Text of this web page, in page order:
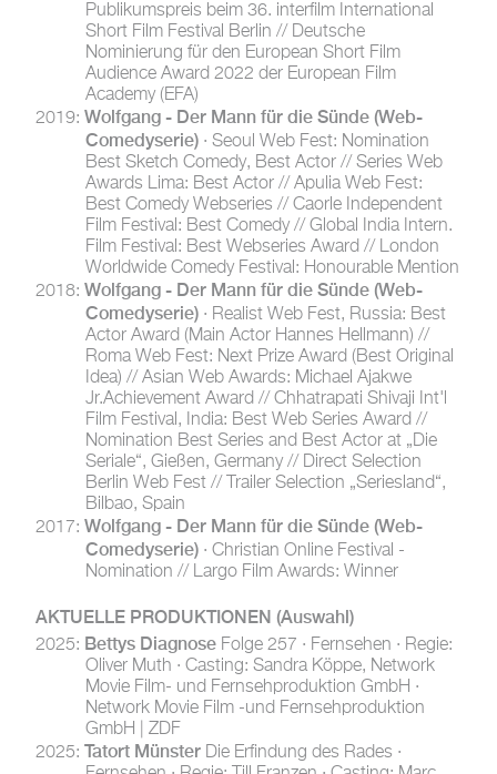
Publikumspreis beim 36. interfilm International
Short Film Festival Berlin // Deutsche
Nominierung für den European Short Film
Audience Award 2022 der European Film
Academy (EFA)
2019: Wolfgang - Der Mann für die Sünde (Web-
Comedyserie)· Seoul Web Fest: Nomination
Best Sketch Comedy, Best Actor // Series Web
Awards Lima: Best Actor // Apulia Web Fest:
Best Comedy Webseries // Caorle Independent
Film Festival: Best Comedy // Global India Intern.
Film Festival: Best Webseries Award // London
Worldwide Comedy Festival: Honourable Mention
2018: Wolfgang - Der Mann für die Sünde (Web-
Comedyserie)· Realist Web Fest, Russia: Best
Actor Award (Main Actor Hannes Hellmann) //
Roma Web Fest: Next Prize Award (Best Original
Idea) // Asian Web Awards: Michael Ajakwe
Jr.Achievement Award // Chhatrapati Shivaji Int'l
Film Festival, India: Best Web Series Award //
Nomination Best Series and Best Actor at „Die
Seriale“, Gießen, Germany // Direct Selection
Berlin Web Fest // Trailer Selection „Seriesland“,
Bilbao, Spain
2017: Wolfgang - Der Mann für die Sünde (Web-
Comedyserie)· Christian Online Festival -
Nomination // Largo Film Awards: Winner
AKTUELLE PRODUKTIONEN (Auswahl)
2025: Bettys Diagnose Folge 257 · Fernsehen · Regie:
Oliver Muth · Casting: Sandra Köppe, Network
Movie Film- und Fernsehproduktion GmbH ·
Network Movie Film -und Fernsehproduktion
GmbH | ZDF
2025: Tatort Münster Die Erfindung des Rades ·